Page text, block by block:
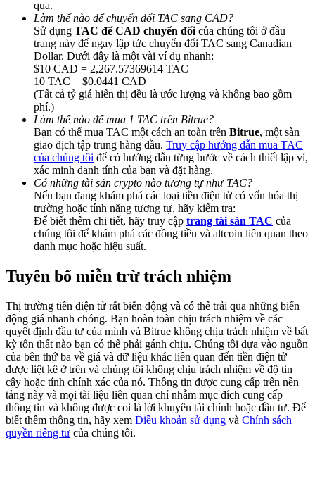
BTC Welcome Rewards
Deposit & Trade BTC to Share 25000 USDT prize pool!
Deposit CASHCAT & Win
Exclusive for BitMart Users
Register & Trade to Win 500,000 USDT
Precious Metals Trading Carnival
Trade Gold & Silver · 33,333 USDT Bonus
qua.
Làm thế nào để chuyển đổi TAC sang CAD?
Sử dụng TAC để CAD chuyển đổi của chúng tôi ở đầu
trang này để ngay lập tức chuyển đổi TAC sang Canadian
Dollar. Dưới đây là một vài ví dụ nhanh:
$10 CAD = 2,267.57369614 TAC
10 TAC = $0.0441 CAD
(Tất cả tỷ giá hiển thị đều là ước lượng và không bao gồm
phí.)
Làm thế nào để mua 1 TAC trên Bitrue?
Bạn có thể mua TAC một cách an toàn trên Bitrue, một sàn
giao dịch tập trung hàng đầu. Truy cập hướng dẫn mua TAC
của chúng tôi để có hướng dẫn từng bước về cách thiết lập ví,
xác minh danh tính của bạn và đặt hàng.
Có những tài sản crypto nào tương tự như TAC?
Nếu bạn đang khám phá các loại tiền điện tử có vốn hóa thị
trường hoặc tính năng tương tự, hãy kiểm tra:
Để biết thêm chi tiết, hãy truy cập trang tài sản TAC của
chúng tôi để khám phá các đồng tiền và altcoin liên quan theo
danh mục hoặc hiệu suất.
Tuyên bố miễn trừ trách nhiệm
Thị trường tiền điện tử rất biến động và có thể trải qua những biến
động giá nhanh chóng. Bạn hoàn toàn chịu trách nhiệm về các
quyết định đầu tư của mình và Bitrue không chịu trách nhiệm về bất
kỳ tổn thất nào bạn có thể phải gánh chịu. Chúng tôi dựa vào nguồn
của bên thứ ba về giá và dữ liệu khác liên quan đến tiền điện tử
được liệt kê ở trên và chúng tôi không chịu trách nhiệm về độ tin
cậy hoặc tính chính xác của nó. Thông tin được cung cấp trên nền
tảng này và mọi tài liệu liên quan chỉ nhằm mục đích cung cấp
thông tin và không được coi là lời khuyên tài chính hoặc đầu tư. Để
biết thêm thông tin, hãy xem Điều khoản sử dụng và Chính sách
quyền riêng tư của chúng tôi.